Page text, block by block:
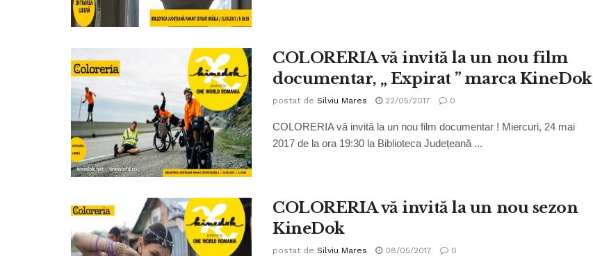
COLORERIA vă invită la un nou film
documentar, „ Expirat ” marca KineDok
postat de Silviu Mares 22/05/2017 0
COLORERIA vă invită la un nou film documentar ! Miercuri, 24 mai
2017 de la ora 19:30 la Biblioteca Județeană ...
COLORERIA vă invită la un nou sezon
KineDok
postat de Silviu Mares 08/05/2017 0